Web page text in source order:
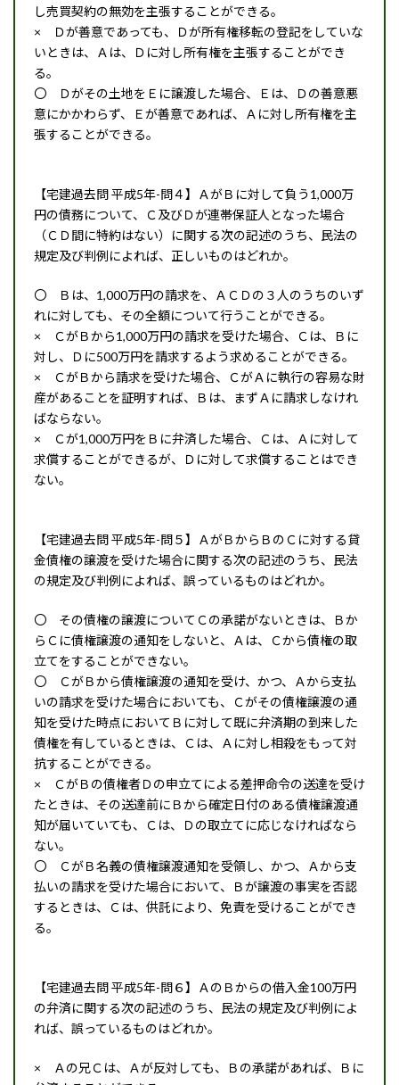
し売買契約の無効を主張することができる。
× Ｄが善意であっても、Ｄが所有権移転の登記をしていな
いときは、Ａは、Ｄに対し所有権を主張することができ
る。
〇 Ｄがその土地をＥに譲渡した場合、Ｅは、Ｄの善意悪
意にかかわらず、Ｅが善意であれば、Ａに対し所有権を主
張することができる。
【宅建過去問 平成5年-問４】ＡがＢに対して負う1,000万
円の債務について、Ｃ及びＤが連帯保証人となった場合
（ＣＤ間に特約はない）に関する次の記述のうち、民法の
規定及び判例によれば、正しいものはどれか。
〇 Ｂは、1,000万円の請求を、ＡＣＤの３人のうちのいず
れに対しても、その全額について行うことができる。
× ＣがＢから1,000万円の請求を受けた場合、Ｃは、Ｂに
対し、Ｄに500万円を請求するよう求めることができる。
× ＣがＢから請求を受けた場合、ＣがＡに執行の容易な財
産があることを証明すれば、Ｂは、まずＡに請求しなけれ
ばならない。
× Ｃが1,000万円をＢに弁済した場合、Ｃは、Ａに対して
求償することができるが、Ｄに対して求償することはでき
ない。
【宅建過去問 平成5年-問５】ＡがＢからＢのＣに対する貸
金債権の譲渡を受けた場合に関する次の記述のうち、民法
の規定及び判例によれば、誤っているものはどれか。
〇 その債権の譲渡についてＣの承諾がないときは、Ｂか
らＣに債権譲渡の通知をしないと、Ａは、Ｃから債権の取
立てをすることができない。
〇 ＣがＢから債権譲渡の通知を受け、かつ、Ａから支払
いの請求を受けた場合においても、Ｃがその債権譲渡の通
知を受けた時点においてＢに対して既に弁済期の到来した
債権を有しているときは、Ｃは、Ａに対し相殺をもって対
抗することができる。
× ＣがＢの債権者Ｄの申立てによる差押命令の送達を受け
たときは、その送達前にＢから確定日付のある債権譲渡通
知が届いていても、Ｃは、Ｄの取立てに応じなければなら
ない。
〇 ＣがＢ名義の債権譲渡通知を受領し、かつ、Ａから支
払いの請求を受けた場合において、Ｂが譲渡の事実を否認
するときは、Ｃは、供託により、免責を受けることができ
る。
【宅建過去問 平成5年-問６】ＡのＢからの借入金100万円
の弁済に関する次の記述のうち、民法の規定及び判例によ
れば、誤っているものはどれか。
× Ａの兄Ｃは、Ａが反対しても、Ｂの承諾があれば、Ｂに